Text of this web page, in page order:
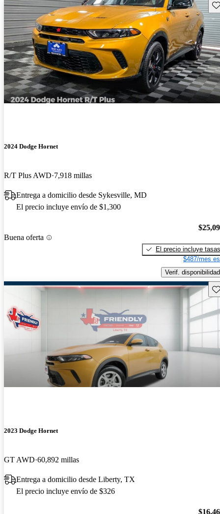
2024 Dodge Hornet
R/T Plus AWD 7,918 millas
Entrega a domicilio desde Sykesville, MD
El precio incluye envío de $1,300
Buena oferta
El precio incluye tasas
$487/mes
Verif. disponibilidad
2023 Dodge Hornet
GT AWD 60,892 millas
Entrega a domicilio desde Liberty, TX
El precio incluye envío de $326